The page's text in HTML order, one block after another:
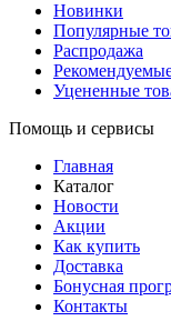
Новинки
Популярные
Распродажа
Уцененные
Помощь и сервисы
Главная
Каталог
Новости
Акции
Как купить
Доставка
Бонусная
Контакты